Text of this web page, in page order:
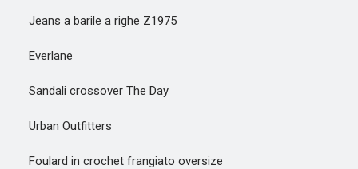
Jeans a barile a righe Z1975
Everlane
Sandali crossover The Day
Urban Outfitters
Foulard in crochet frangiato oversize